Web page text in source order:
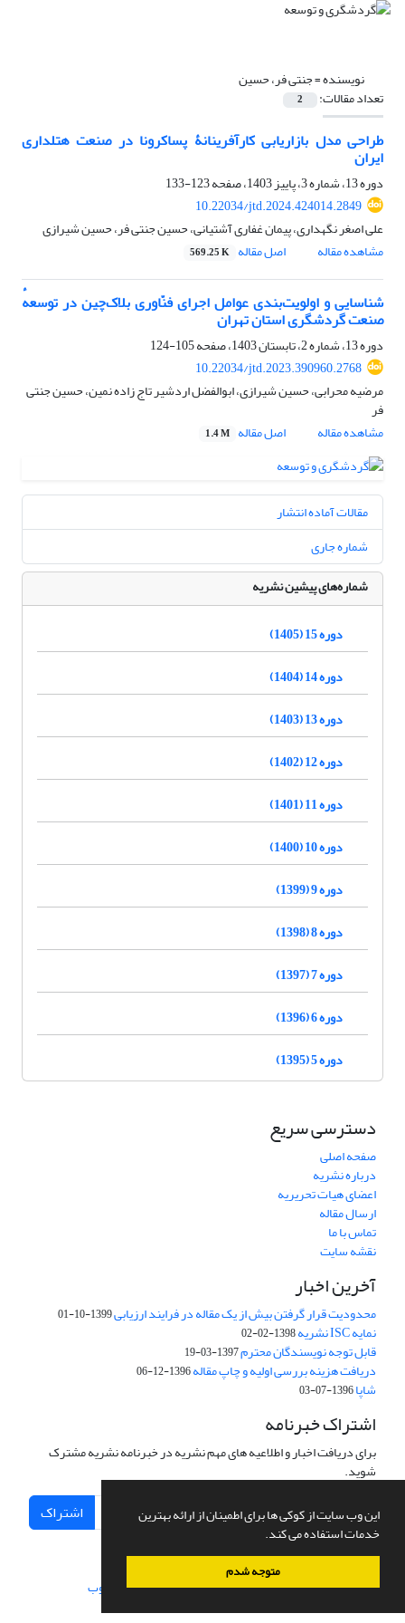
این وب سایت از کوکی ها برای اطمینان از ارائه بهترین
خدمات استفاده می کند.
متوجه شدم
نویسنده =جنتی فر، حسین
تعداد مقالات: 2
طراحی مدل بازاریابی کارآفرینانۀ پساکرونا در صنعت هتلداری
ایران
دوره 13، شماره 3، پاییز 1403، صفحه
123-133
10.22034/jtd.2024.424014.2849
علی اصغر نگهداری، پیمان غفاری آشتیانی، حسین جنتی فر، حسین شیرازی
مشاهده مقاله
اصل مقاله 569.25 K
شناسایی و اولویت‌بندی عوامل اجرای فنّاوری بلاک‌چین در توسعهٔ
صنعت گردشگری استان تهران
دوره 13، شماره 2، تابستان 1403، صفحه
105-124
10.22034/jtd.2023.390960.2768
مرضیه محرابی، حسین شیرازی، ابوالفضل اردشیر تاج زاده نمین، حسین جنتی
فر
مشاهده مقاله
اصل مقاله 1.4 M
مقالات آماده انتشار
شماره جاری
شماره‌های پیشین نشریه
دوره 15 (1405)
دوره 14 (1404)
دوره 13 (1403)
دوره 12 (1402)
دوره 11 (1401)
دوره 10 (1400)
دوره 9 (1399)
دوره 8 (1398)
دوره 7 (1397)
دوره 6 (1396)
دوره 5 (1395)
دسترسی سریع
صفحه اصلی
درباره نشریه
اعضای هیات تحریریه
ارسال مقاله
تماس با ما
نقشه سایت
آخرین اخبار
محدودیت قرار گرفتن بیش از یک مقاله در فرایند ارزیابی1399-10-01
نمایه ISC نشریه 1398-02-02
قابل توجه نویسندگان محترم1397-03-19
دریافت هزینه بررسی اولیه و چاپ مقاله1396-12-06
شاپا1396-07-03
اشتراک خبرنامه
برای دریافت اخبار و اطلاعیه های مهم نشریه در خبرنامه نشریه مشترک
شوید.
اشتراک
سامانه مدیریت نشریات علمی.طراحی و پیاده سازی از سیناوب